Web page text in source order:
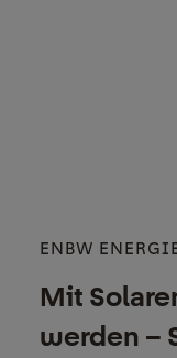
ENBW
Mit
werden –